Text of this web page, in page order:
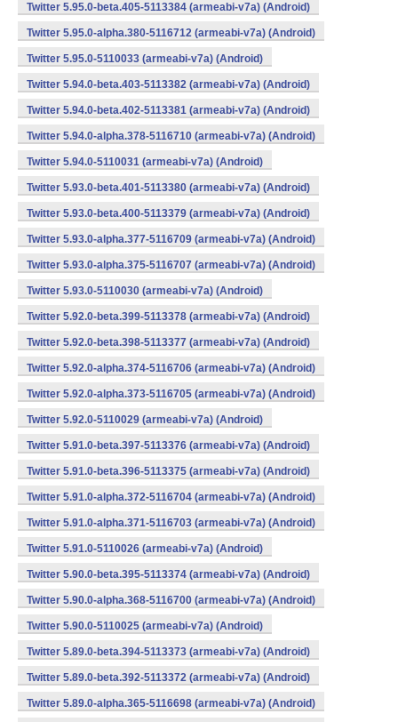
Twitter 5.95.0-beta.405-5113384 (armeabi-v7a) (Android)
Twitter 5.95.0-alpha.380-5116712 (armeabi-v7a) (Android)
Twitter 5.95.0-5110033 (armeabi-v7a) (Android)
Twitter 5.94.0-beta.403-5113382 (armeabi-v7a) (Android)
Twitter 5.94.0-beta.402-5113381 (armeabi-v7a) (Android)
Twitter 5.94.0-alpha.378-5116710 (armeabi-v7a) (Android)
Twitter 5.94.0-5110031 (armeabi-v7a) (Android)
Twitter 5.93.0-beta.401-5113380 (armeabi-v7a) (Android)
Twitter 5.93.0-beta.400-5113379 (armeabi-v7a) (Android)
Twitter 5.93.0-alpha.377-5116709 (armeabi-v7a) (Android)
Twitter 5.93.0-alpha.375-5116707 (armeabi-v7a) (Android)
Twitter 5.93.0-5110030 (armeabi-v7a) (Android)
Twitter 5.92.0-beta.399-5113378 (armeabi-v7a) (Android)
Twitter 5.92.0-beta.398-5113377 (armeabi-v7a) (Android)
Twitter 5.92.0-alpha.374-5116706 (armeabi-v7a) (Android)
Twitter 5.92.0-alpha.373-5116705 (armeabi-v7a) (Android)
Twitter 5.92.0-5110029 (armeabi-v7a) (Android)
Twitter 5.91.0-beta.397-5113376 (armeabi-v7a) (Android)
Twitter 5.91.0-beta.396-5113375 (armeabi-v7a) (Android)
Twitter 5.91.0-alpha.372-5116704 (armeabi-v7a) (Android)
Twitter 5.91.0-alpha.371-5116703 (armeabi-v7a) (Android)
Twitter 5.91.0-5110026 (armeabi-v7a) (Android)
Twitter 5.90.0-beta.395-5113374 (armeabi-v7a) (Android)
Twitter 5.90.0-alpha.368-5116700 (armeabi-v7a) (Android)
Twitter 5.90.0-5110025 (armeabi-v7a) (Android)
Twitter 5.89.0-beta.394-5113373 (armeabi-v7a) (Android)
Twitter 5.89.0-beta.392-5113372 (armeabi-v7a) (Android)
Twitter 5.89.0-alpha.365-5116698 (armeabi-v7a) (Android)